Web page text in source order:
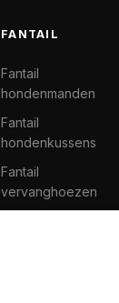
FANTAIL
Fantail
hondenmanden
Fantail
hondenkussens
Fantail
vervanghoezen